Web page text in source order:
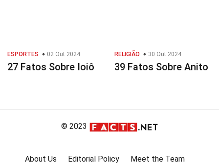
ESPORTES 02 Out 2024
27 Fatos Sobre Ioiô
RELIGIÃO 30 Out 2024
39 Fatos Sobre Anito
© 2023
About Us Editorial Policy
Meet the Team